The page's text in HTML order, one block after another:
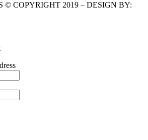
© COPYRIGHT 2019 – DESIGN BY: